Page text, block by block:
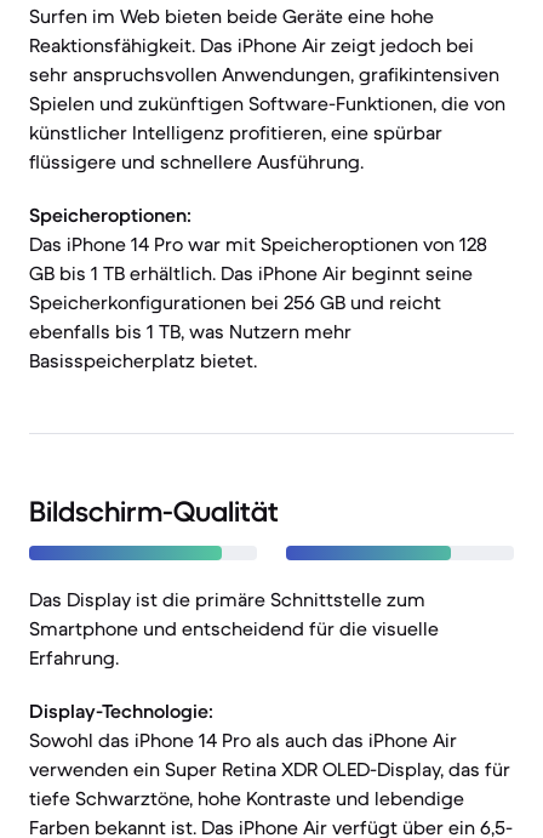
Surfen im Web bieten beide Geräte eine hohe
Reaktionsfähigkeit. Das iPhone Air zeigt jedoch bei
sehr anspruchsvollen Anwendungen, grafikintensiven
Spielen und zukünftigen Software-Funktionen, die von
künstlicher Intelligenz profitieren, eine spürbar
flüssigere und schnellere Ausführung.
Speicheroptionen:
Das iPhone 14 Pro war mit Speicheroptionen von 128
GB bis 1 TB erhältlich. Das iPhone Air beginnt seine
Speicherkonfigurationen bei 256 GB und reicht
ebenfalls bis 1 TB, was Nutzern mehr
Basisspeicherplatz bietet.
Bildschirm-Qualität
Das Display ist die primäre Schnittstelle zum
Smartphone und entscheidend für die visuelle
Erfahrung.
Display-Technologie:
Sowohl das iPhone 14 Pro als auch das iPhone Air
verwenden ein Super Retina XDR OLED-Display, das für
tiefe Schwarztöne, hohe Kontraste und lebendige
Farben bekannt ist. Das iPhone Air verfügt über ein 6,5-